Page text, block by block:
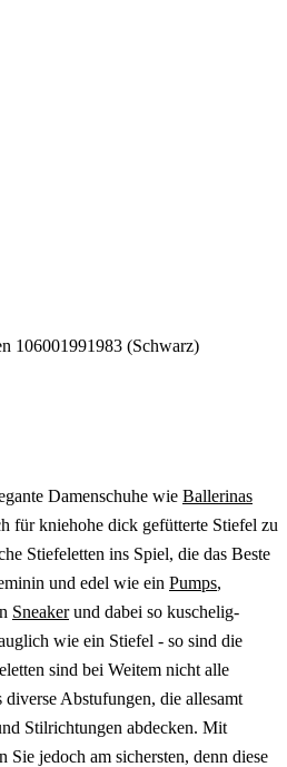
106001991983 (Schwarz)
Damenschuhe wie Ballerinas
für kniehohe dick gefütterte Stiefel zu
Stiefeletten ins Spiel, die das Beste
und edel wie ein Pumps,
Sneakerund dabei so kuschelig-
wie ein Stiefel - so sind die
sind bei Weitem nicht alle
Abstufungen, die allesamt
Stilrichtungen abdecken. Mit
Sie jedoch am sichersten, denn diese